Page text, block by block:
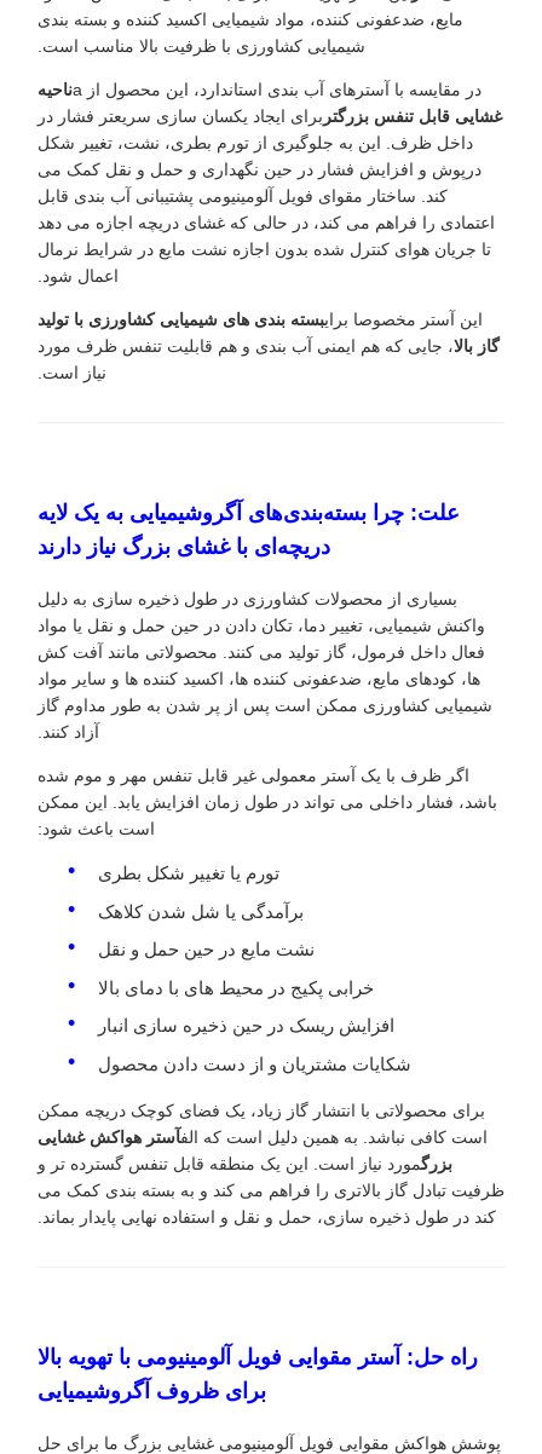
مایع، ضدعفونی کننده، مواد شیمیایی اکسید کننده و بسته بندی
شیمیایی کشاورزی با ظرفیت بالا مناسب است.
در مقایسه با آسترهای آب بندی استاندارد، این محصول از a
ناحیه
غشایی قابل تنفس بزرگتر برای ایجاد یکسان سازی سریعتر فشار در
داخل ظرف. این به جلوگیری از تورم بطری، نشت، تغییر شکل
درپوش و افزایش فشار در حین نگهداری و حمل و نقل کمک می
کند. ساختار مقوای فویل آلومینیومی پشتیبانی آب بندی قابل
اعتمادی را فراهم می کند، در حالی که غشای دریچه اجازه می دهد
تا جریان هوای کنترل شده بدون اجازه نشت مایع در شرایط نرمال
اعمال شود.
این آستر مخصوصا برایبسته بندی های شیمیایی کشاورزی با تولید
گاز بالا، جایی که هم ایمنی آب بندی و هم قابلیت تنفس ظرف مورد
نیاز است.
علت: چرا بسته‌بندی‌های آگروشیمیایی به یک لایه
دریچه‌ای با غشای بزرگ نیاز دارند
بسیاری از محصولات کشاورزی در طول ذخیره سازی به دلیل
واکنش شیمیایی، تغییر دما، تکان دادن در حین حمل و نقل یا مواد
فعال داخل فرمول، گاز تولید می کنند. محصولاتی مانند آفت کش
ها، کودهای مایع، ضدعفونی کننده ها، اکسید کننده ها و سایر مواد
شیمیایی کشاورزی ممکن است پس از پر شدن به طور مداوم گاز
آزاد کنند.
اگر ظرف با یک آستر معمولی غیر قابل تنفس مهر و موم شده
باشد، فشار داخلی می تواند در طول زمان افزایش یابد. این ممکن
است باعث شود:
تورم یا تغییر شکل بطری
برآمدگی یا شل شدن کلاهک
نشت مایع در حین حمل و نقل
خرابی پکیج در محیط های با دمای بالا
افزایش ریسک در حین ذخیره سازی انبار
شکایات مشتریان و از دست دادن محصول
برای محصولاتی با انتشار گاز زیاد، یک فضای کوچک دریچه ممکن
است کافی نباشد. به همین دلیل است که الفآستر هواکش غشایی
بزرگمورد نیاز است. این یک منطقه قابل تنفس گسترده تر و
ظرفیت تبادل گاز بالاتری را فراهم می کند و به بسته بندی کمک می
کند در طول ذخیره سازی، حمل و نقل و استفاده نهایی پایدار بماند.
راه حل: آستر مقوایی فویل آلومینیومی با تهویه بالا
برای ظروف آگروشیمیایی
پوشش هواکش مقوایی فویل آلومینیومی غشایی بزرگ ما برای حل